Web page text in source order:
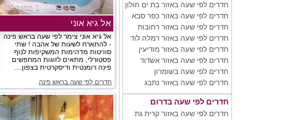
חדרים לפי שעה באזור בת ים חולון
חדרים לפי שעה באזור כפר סבא
חדרים לפי שעה באזור רחובות
חדרים לפי שעה באזור רמלה לוד
חדרים לפי שעה באזור מודיעין
חדרים לפי שעה באזור אשדוד
חדרים לפי שעה בשומרון
חדרים לפי שעה באזור נתבג
חדרים לפי שעה בדרום
חדרים לפי שעה באזור קרית גת
1 מתוך 19
אל גיא אוני
אל גיא אוני צימר לפי שעה בראש פינה
- להתארח לשעות של אהבה ! שתי
סוויטות מדהימות המשקיפות לנוף
פסטורלי, מתאים לזוגות המחפשים
פינה רומנטית ודיסקרטית בצפון....
חדרים לפי שעה בראש פינה